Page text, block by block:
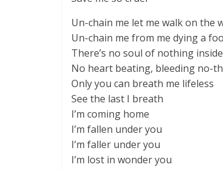
Un-chain me let me walk on the
Un-chain me from me dying a
There’s no soul of nothing inside
No heart beating, bleeding no-
Only you can breath me lifeless
See the last I breath
I’m coming home
I’m fallen under you
I’m faller under you
I’m lost in wonder you